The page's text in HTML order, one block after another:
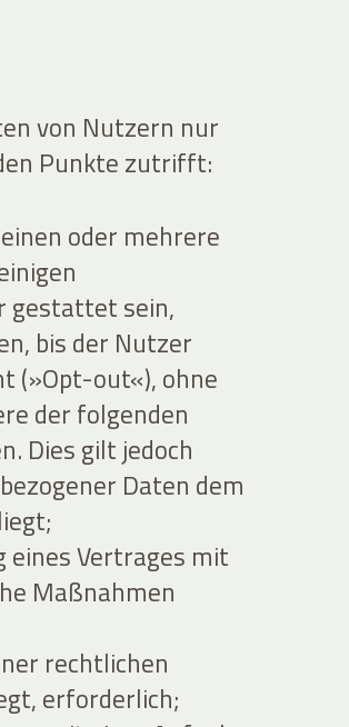
von Nutzern nur
Punkte zutrifft:
oder mehrere
gestattet sein,
bis der Nutzer
(»Opt-out«), ohne
der folgenden
Dies gilt jedoch
Daten dem
Vertrages mit
Maßnahmen
rechtlichen
erforderlich;